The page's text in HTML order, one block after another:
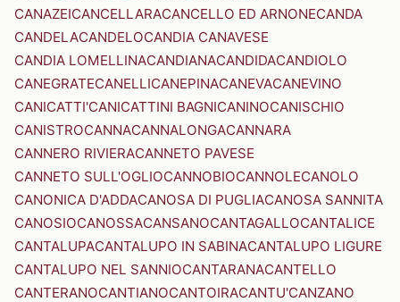
CANAZEICANCELLARACANCELLO ED ARNONECANDA
CANDELACANDELOCANDIA CANAVESE
CANDIA LOMELLINACANDIANACANDIDACANDIOLO
CANEGRATECANELLICANEPINACANEVACANEVINO
CANICATTI'CANICATTINI BAGNICANINOCANISCHIO
CANISTROCANNACANNALONGACANNARA
CANNERO RIVIERACANNETO PAVESE
CANNETO SULL'OGLIOCANNOBIOCANNOLECANOLO
CANONICA D'ADDACANOSA DI PUGLIACANOSA SANNITA
CANOSIOCANOSSACANSANOCANTAGALLOCANTALICE
CANTALUPACANTALUPO IN SABINACANTALUPO LIGURE
CANTALUPO NEL SANNIOCANTARANACANTELLO
CANTERANOCANTIANOCANTOIRACANTU'CANZANO